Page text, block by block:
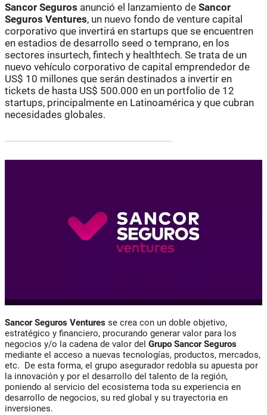
Sancor Seguros anunció el lanzamiento de Sancor
Seguros Ventures, un nuevo fondo de venture capital
corporativo que invertirá en startups que se encuentren
en estadios de desarrollo seed o temprano, en los
sectores insurtech, fintech y healthtech. Se trata de un
nuevo vehículo corporativo de capital emprendedor de
US$ 10 millones que serán destinados a invertir en
tickets de hasta US$ 500.000 en un portfolio de 12
startups, principalmente en Latinoamérica y que cubran
necesidades globales.
Sancor Seguros Ventures se crea con un doble objetivo,
estratégico y financiero, procurando generar valor para los
negocios y/o la cadena de valor del Grupo Sancor Seguros
mediante el acceso a nuevas tecnologías, productos, mercados,
etc. De esta forma, el grupo asegurador redobla su apuesta por
la innovación y por el desarrollo del talento de la región,
poniendo al servicio del ecosistema toda su experiencia en
desarrollo de negocios, su red global y su trayectoria en
inversiones.